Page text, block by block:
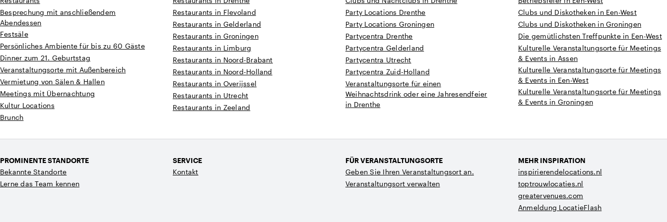
Besprechung mit anschließendem
Abendessen
Festsäle
Persönliches Ambiente für bis zu 60 Gäste
Dinner zum 21. Geburtstag
Veranstaltungsorte mit Außenbereich
Vermietung von Sälen & Hallen
Meetings mit Übernachtung
Kultur Locations
Brunch
Restaurants in Flevoland
Restaurants in Gelderland
Restaurants in Groningen
Restaurants in Limburg
Restaurants in Noord-Brabant
Restaurants in Noord-Holland
Restaurants in Overijssel
Restaurants in Utrecht
Restaurants in Zeeland
Party Locations Drenthe
Party Locations Groningen
Partycentra Drenthe
Partycentra Gelderland
Partycentra Utrecht
Partycentra Zuid-Holland
Veranstaltungsorte für einen
Weihnachtsdrink oder eine Jahresendfeier
in Drenthe
Clubs und Diskotheken in Een-West
Clubs und Diskotheken in Groningen
Die gemütlichsten Treffpunkte in Een-West
Kulturelle Veranstaltungsorte für Meetings
& Events in Assen
Kulturelle Veranstaltungsorte für Meetings
& Events in Een-West
Kulturelle Veranstaltungsorte für Meetings
& Events in Groningen
PROMINENTE STANDORTE
Bekannte Standorte
Lerne das Team kennen
SERVICE
Kontakt
FÜR VERANSTALTUNGSORTE
Geben Sie Ihren Veranstaltungsort an.
Veranstaltungsort verwalten
MEHR INSPIRATION
inspirierendelocations.nl
toptrouwlocaties.nl
greatervenues.com
Anmeldung LocatieFlash